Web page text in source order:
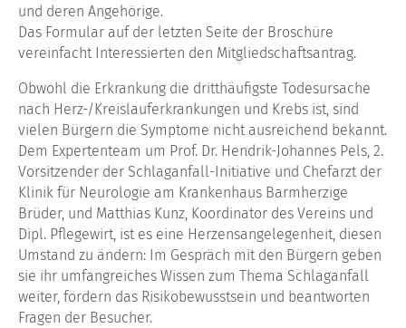
und deren Angehörige.
Das Formular auf der letzten Seite der Broschüre
vereinfacht Interessierten den Mitgliedschaftsantrag.
Obwohl die Erkrankung die dritthäufigste Todesursache
nach Herz-/Kreislauferkrankungen und Krebs ist, sind
vielen Bürgern die Symptome nicht ausreichend bekannt.
Dem Expertenteam um Prof. Dr. Hendrik-Johannes Pels, 2.
Vorsitzender der Schlaganfall-Initiative und Chefarzt der
Klinik für Neurologie am Krankenhaus Barmherzige
Brüder, und Matthias Kunz, Koordinator des Vereins und
Dipl. Pflegewirt, ist es eine Herzensangelegenheit, diesen
Umstand zu ändern: Im Gespräch mit den Bürgern geben
sie ihr umfangreiches Wissen zum Thema Schlaganfall
weiter, fördern das Risikobewusstsein und beantworten
Fragen der Besucher.